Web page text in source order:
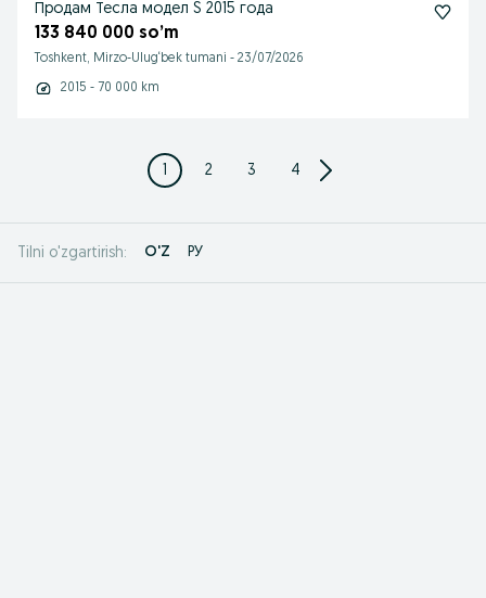
Продам Тесла модел S 2015 года
133 840 000 so’m
Toshkent, Mirzo-Ulug‘bek tumani - 23/07/2026
2015 - 70 000 km
1 2 3 4
Tilni o'zgartirish: O'Z РУ